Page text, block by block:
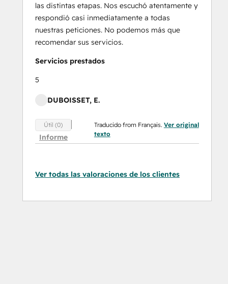
las distintas etapas. Nos escuchó atentamente y
respondió casi inmediatamente a todas
nuestras peticiones. No podemos más que
recomendar sus servicios.
Servicios prestados
5
DUBOISSET, E.
Útil (0)
Informe
Traducido from Français. Ver original
texto
Ver todas las valoraciones de los clientes